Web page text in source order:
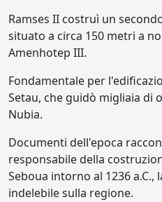
Ramses II costruì un
situato a circa 150 metri a
Amenhotep III.
Fondamentale per
Setau, che guidò migliaia di
Nubia.
Documenti dell'epoca
responsabile della
Seboua intorno al 1236
indelebile sulla regione.